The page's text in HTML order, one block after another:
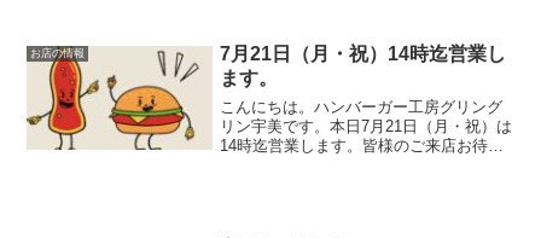
福岡県朝倉郡筑前町にある平野養鶏場さ
んの輝黄卵２Ｌサイズ。ベ...
お店の情報
7月21日（月・祝）14時迄営業し
ます。
こんにちは。ハンバーガー工房グリング
リン宇美です。本日7月21日（月・祝）は
14時迄営業します。皆様のご来店お待ち